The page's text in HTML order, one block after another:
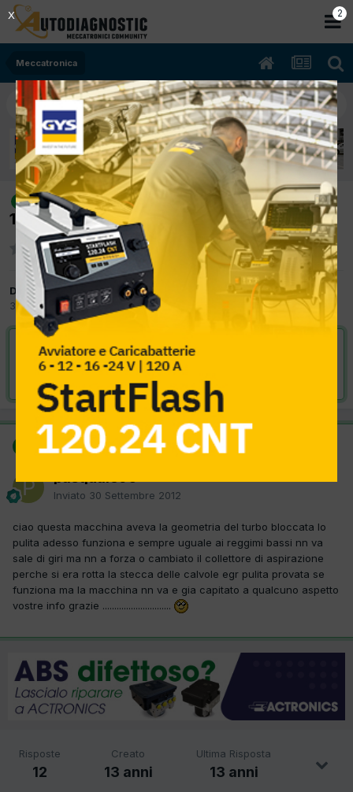
Meccatronica
risolto
[alfa gt 03/2006 1900cc non ce lo
118Kw Diesel] ai reggimi bassi nn va
Da pasquale90
30 Settembre 2012 in Meccatronica
VAI ALLA SOLUZIONE
Risolta da pasquale90, 30 Settembre 2012
SOLUZIONE
Inviato 30 Settembre 2012
ciao questa macchina aveva la geometria del turbo bloccata lo
pulita adesso funziona e sempre uguale ai reggimi bassi nn va
sale di giri ma nn a forza o cambiato il collettore di aspirazione
perche si era rotta la stecca delle calvole egr pulita provata se
funziona ma la macchina nn va e gia capitato a qualcuno aspetto
vostre info grazie .............................
Risposte
12
Creato
13 anni
Ultima Risposta
13 anni
2
X